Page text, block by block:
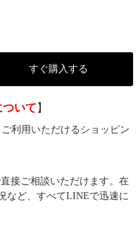
すぐ購入する
いて 】
利用いただけるショッピン
接ご相談いただけます。在
など、すべてLINEで迅速に